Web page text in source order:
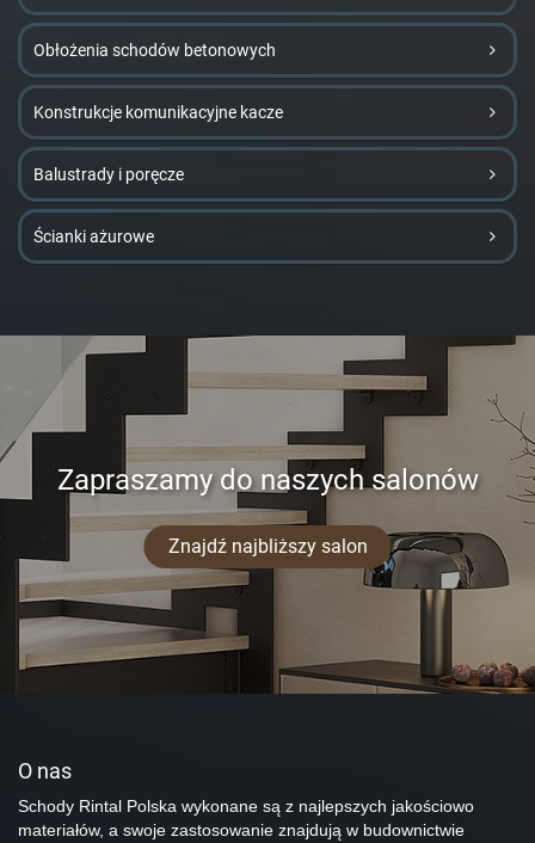
Obłożenia schodów betonowych
Konstrukcje komunikacyjne kacze
Balustrady i poręcze
Ścianki ażurowe
Zapraszamy do naszych salonów
Znajdź najbliższy salon
O nas
Schody Rintal Polska wykonane są z najlepszych jakościowo
materiałów, a swoje zastosowanie znajdują w budownictwie